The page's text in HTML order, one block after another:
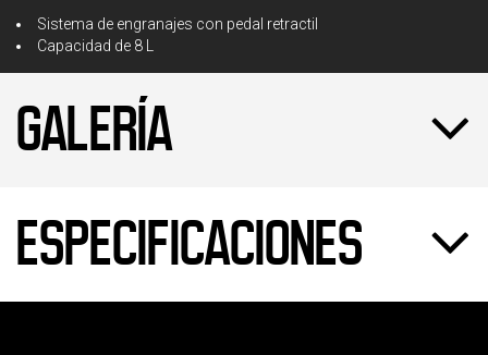
Sistema de engranajes con pedal retractil
Capacidad de 8 L
GALERÍA
ESPECIFICACIONES